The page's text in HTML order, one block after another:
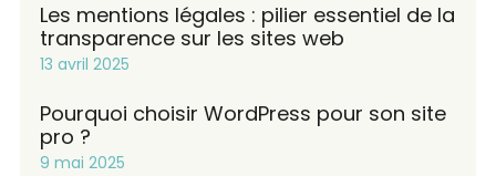
Les mentions légales : pilier essentiel de la
transparence sur les sites web
13 avril 2025
Pourquoi choisir WordPress pour son site
pro ?
9 mai 2025